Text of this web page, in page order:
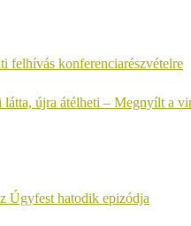
felhívás konferenciarészvételre
látta, újra átélheti – Megnyílt a
Úgyfest hatodik epizódja